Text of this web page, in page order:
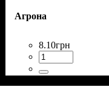
Агрона
8.10грн